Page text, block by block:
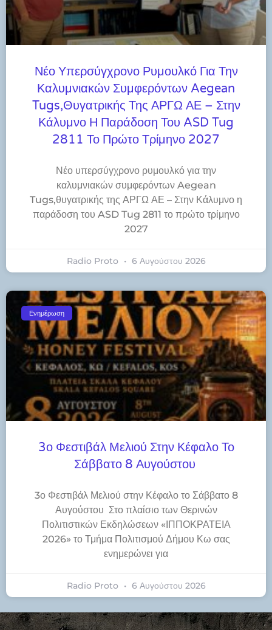
Νέο Υπερσύγχρονο Ρυμουλκό Για Την
Καλυμνιακών Συμφερόντων Aegean
Tugs,θυγατρικής Της ΑΡΓΩ ΑΕ – Στην
Κάλυμνο Η Παράδοση Του ASD Tug
2811 Το Πρώτο Τρίμηνο 2027
Νέο υπερσύγχρονο ρυμουλκό για την
καλυμνιακών συμφερόντων Aegean
Tugs,θυγατρικής της ΑΡΓΩ ΑΕ – Στην Κάλυμνο η
παράδοση του ASD Tug 2811 το πρώτο τρίμηνο
2027
Radio Proto 6 Αυγούστου 2026
Ενημέρωση
3ο Φεστιβάλ Μελιού Στην Κέφαλο Το
Σάββατο 8 Αυγούστου
3ο Φεστιβάλ Μελιού στην Κέφαλο το Σάββατο 8
Αυγούστου Στο πλαίσιο των Θερινών
Πολιτιστικών Εκδηλώσεων «ΙΠΠΟΚΡΑΤΕΙΑ
2026» το Τμήμα Πολιτισμού Δήμου Κω σας
ενημερώνει για
Radio Proto 6 Αυγούστου 2026